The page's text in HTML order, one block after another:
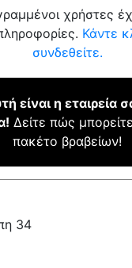
χρήστες
Κάντε
συνδεθείτε.
είναι η εταιρεία
Δείτε πώς
πακέτο βραβείων!
34